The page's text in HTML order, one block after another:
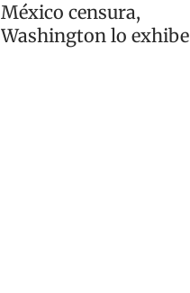
México censura,
Washington lo exhibe